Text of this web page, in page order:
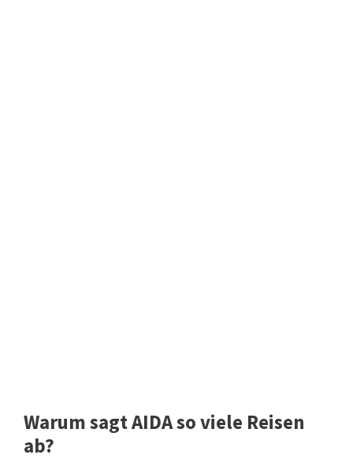
Warum sagt AIDA so viele Reisen
ab?